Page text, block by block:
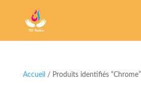
Accueil / Produits identifiés “Chrome”